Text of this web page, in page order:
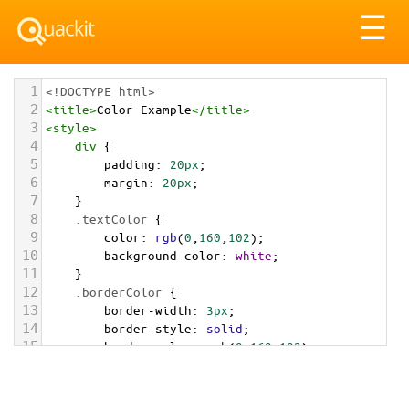
☰
1 <!DOCTYPE html>
2 <title>Color Example</title>
3 <style>
4 div {
5 padding: 20px;
6 margin: 20px;
7 }
8 .textColor {
9 color: rgb(0 160 102);
10 background-color: white;
11 }
12 .borderColor {
13 border-width: 3px;
14 border-style: solid;
15 border-color: rgb(0,160,102);